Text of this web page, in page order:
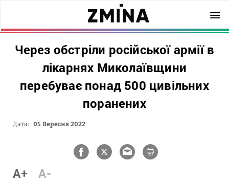
Через обстріли російської армії в
лікарнях Миколаївщини
перебуває понад 500 цивільних
поранених
Дата: 05 Вересня 2022
A+ A-